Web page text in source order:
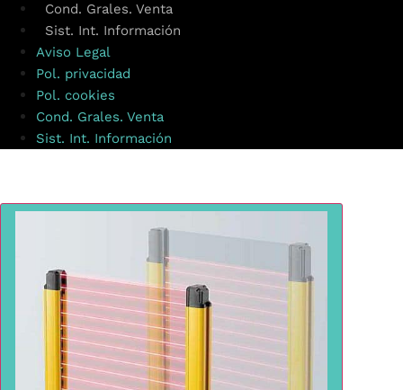
Cond. Grales. Venta
Sist. Int. Información
Aviso Legal
Pol. privacidad
Pol. cookies
Cond. Grales. Venta
Sist. Int. Información